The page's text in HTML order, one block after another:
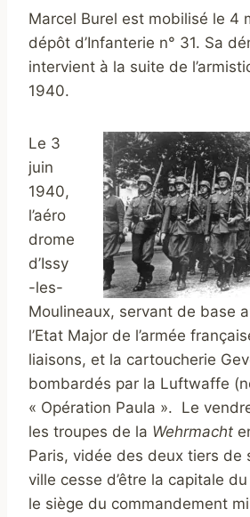
Marcel Burel est mobilisé le 4
dépôt d’Infanterie n° 31. Sa
intervient à la suite de
1940.
Le 3
juin
1940,
l’aéro
drome
d’Issy
-les-
Moulineaux, servant de base
l’Etat Major de l’armée
liaisons, et la cartoucherie
bombardés par la Luftwaffe
« Opération Paula ». Le
les troupes de la Wehrmacht
Paris, vidée des deux tiers de
ville cesse d’être la capitale
le siège du commandement